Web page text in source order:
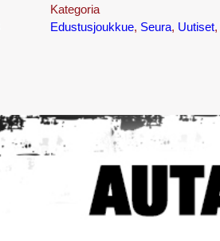
Kategoria
Edustusjoukkue, Seura, Uutiset,